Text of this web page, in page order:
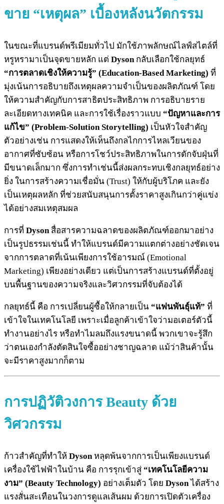
ขาย “เหตุผล” เบื้องหลังนวัตกรรม
ในขณะที่แบรนด์พรีเมียมทั่วไป มักใช้ภาพลักษณ์ไลฟ์สไตล์ที่
หรูหรามาเป็นจุดขายหลัก แต่ Dyson กลับเลือกใช้กลยุทธ์
“การตลาดเชิงให้ความรู้” (Education-Based Marketing) ที่
มุ่งเน้นการอธิบายถึงเหตุผลความจำเป็นของผลิตภัณฑ์ โดย
ให้ความสำคัญกับการสาธิตประสิทธิภาพ การอธิบายราย
ละเอียดทางเทคนิค และการใช้เรื่องราวแบบ “ปัญหาและการ
แก้ไข” (Problem-Solution Storytelling) เป็นหัวใจสำคัญ
ตัวอย่างเช่น การแสดงให้เห็นถึงกลไกการไหลเวียนของ
อากาศที่ซับซ้อน หรือการโชว์ประสิทธิภาพในการดักจับฝุ่นที่
มีขนาดเล็กมาก ซึ่งการทำเช่นนี้ส่งผลกระทบเชิงกลยุทธ์อย่าง
ยิ่ง ในการสร้างความเชื่อมั่น (Trust) ให้กับผู้บริโภค และยัง
เป็นเหตุผลหลัก ที่ช่วยสนับสนุนการตั้งราคาสูงเกินกว่าคู่แข่ง
ได้อย่างสมเหตุสมผล
การที่ Dysonสื่อสารความฉลาดของผลิตภัณฑ์ออกมาอย่าง
เป็นรูปธรรมเช่นนี้ ทำให้แบรนด์มีความแตกต่างอย่างชัดเจน
จากการตลาดที่เน้นเพียงการใช้อารมณ์ (Emotional
Marketing) เพียงอย่างเดียว แต่เป็นการสร้างแบรนด์ที่ตั้งอยู่
บนพื้นฐานของความจริงและวิศวกรรมที่จับต้องได้
กลยุทธ์นี้ คือ การเปลี่ยนผู้ซื้อให้กลายเป็น “แฟนพันธุ์แท้” ที่
เข้าใจในเทคโนโลยี เพราะเมื่อลูกค้าเข้าใจว่ามอเตอร์ตัวนี้
ทำงานอย่างไร หรือทำไมลมถึงแรงขนาดนี้ พวกเขาจะรู้สึก
ว่าตนเองกำลังตัดสินใจซื้ออย่างชาญฉลาด แม้ว่าสินค้านั้น
จะมีราคาสูงมากก็ตาม
การปฏิวัติวงการ Beauty ด้วย
วิศวกรรม
ก้าวสำคัญที่ทำให้ Dysonหลุดพ้นจากการเป็นเพียงแบรนด์
เครื่องใช้ไฟฟ้าในบ้าน คือ การรุกเข้าสู่ “เทคโนโลยีความ
งาม” (Beauty Technology) อย่างเต็มตัว โดย Dysonได้สร้าง
แรงสั่นสะเทือนในวงการดูแลเส้นผม ด้วยการเปิดตัวเครื่อง